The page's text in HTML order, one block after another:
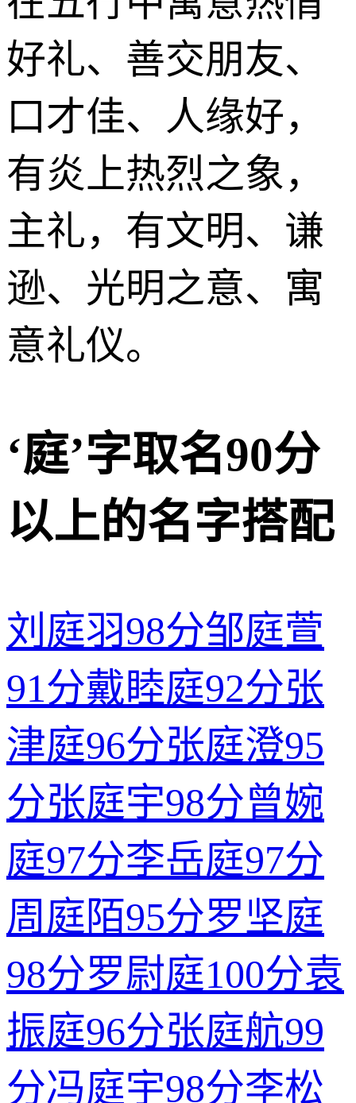
好礼、善交朋友、
口才佳、人缘好，
有炎上热烈之象，
主礼，有文明、谦
逊、光明之意、寓
意礼仪。
‘庭’字取名90分
以上的名字搭配
刘庭羽98分邹庭萱
91分戴睦庭92分张
津庭96分张庭澄95
分张庭宇98分曾婉
庭97分李岳庭97分
周庭陌95分罗坚庭
98分罗尉庭100分袁
振庭96分张庭航99
分冯庭宇98分李松